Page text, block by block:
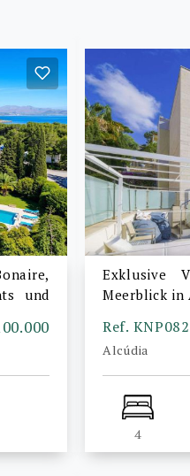
und
Exklusive
Meerblick in
Ref.
Alcúdia
4